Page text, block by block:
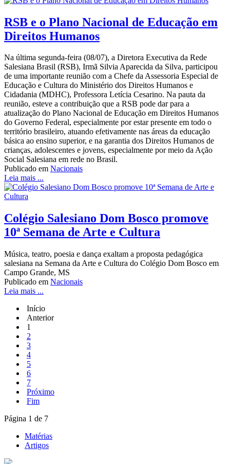
RSB e o Plano Nacional de Educação em
Direitos Humanos
Na última segunda-feira (08/07), a Diretora Executiva da Rede
Salesiana Brasil (RSB), Irmã Silvia Aparecida da Silva, participou
de uma importante reunião com a Chefe da Assessoria Especial de
Educação e Cultura do Ministério dos Direitos Humanos e
Cidadania (MDHC), Professora Letícia Cesarino. Na pauta da
reunião, esteve a contribuição que a RSB pode dar para a
atualização do Plano Nacional de Educação em Direitos Humanos
do Governo Federal, especialmente por estar presente em todo o
território brasileiro, atuando efetivamente nas áreas da educação
básica ao ensino superior, e na garantia dos Direitos Humanos de
crianças, adolescentes e jovens, especialmente por meio da Ação
Social Salesiana em rede no Brasil.
Publicado em Nacionais
Leia mais ...
Colégio Salesiano Dom Bosco promove
10ª Semana de Arte e Cultura
Música, teatro, poesia e dança exaltam a proposta pedagógica
salesiana na Semana da Arte e Cultura do Colégio Dom Bosco em
Campo Grande, MS
Publicado em Nacionais
Leia mais ...
Início
Anterior
1
2
3
4
5
6
7
Próximo
Fim
Página 1 de 7
Matérias
Artigos